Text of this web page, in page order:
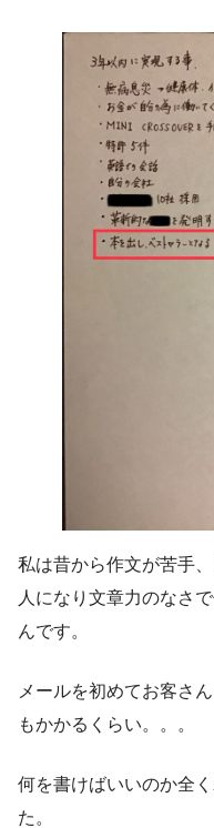
私は昔から作文が苦手
人になり文章力のなさ
んです。
メールを初めてお客さ
もかかるくらい。。。
何を書けばいいのか全
た。